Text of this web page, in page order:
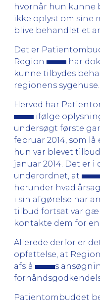
hvornår hun kunne
ikke oplyst om sine
blive behandlet et
Det er
Region
har
kunne tilbydes
regionens sygehuse.
Herved har
ifølge
undersøgt første
februar 2014, som
hun var blevet
januar 2014. Det er
underordnet, at
herunder hvad
i sin afgørelse har
tilbud fortsat var
kontakte dem for
Allerede derfor er
opfattelse, at Region
afslå
s
Patientombuddet